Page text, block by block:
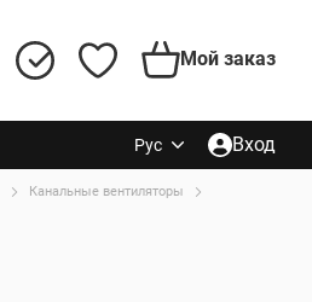
Мой заказ
Рус Вход
Канальные вентиляторы